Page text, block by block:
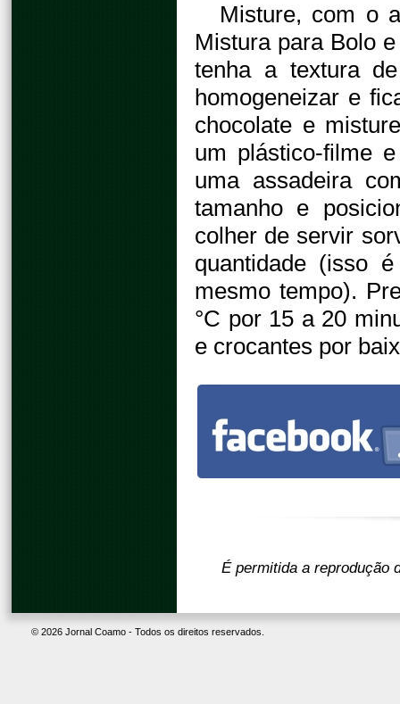
Misture, com o
Mistura para Bolo
tenha a textura
homogeneizar e
chocolate e
um plástico-filme
uma assadeira
tamanho e
colher de servir
quantidade (isso
mesmo tempo).
°C por 15 a 20
e crocantes por
É permitida a reprodução
© 2026 Jornal Coamo - Todos os direitos reservados.